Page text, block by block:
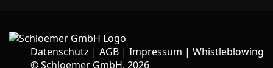
Datenschutz | AGB | Impressum | Whistleblowing
©Schloemer GmbH, 2026